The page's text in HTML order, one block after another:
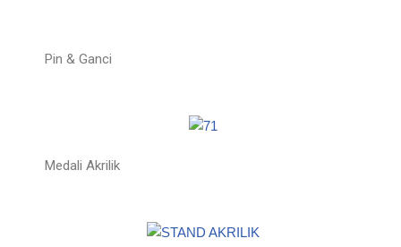
Pin & Ganci
Medali Akrilik